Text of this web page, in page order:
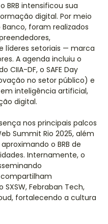
BRB intensificou sua
digital. Por meio
Banco, foram realizados
líderes setoriais — marca
A agenda incluiu o
CIIA-DF, o SAFE Day
no setor público) e
inteligência artificial,
digital.
nos principais palcos
Summit Rio 2025, além
o BRB de
Internamente, o
Febraban Tech,
fortalecendo a cultura